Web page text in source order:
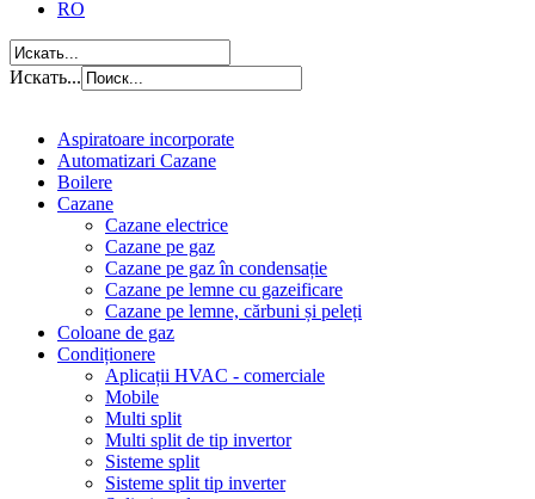
RO
Искать...
Aspiratoare incorporate
Automatizari Cazane
Boilere
Cazane
Cazane electrice
Cazane pe gaz
Cazane pe gaz în condensație
Cazane pe lemne cu gazeificare
Cazane pe lemne, cărbuni și peleți
Coloane de gaz
Condiționere
Aplicații HVAC - comerciale
Mobile
Multi split
Multi split de tip invertor
Sisteme split
Sisteme split tip inverter